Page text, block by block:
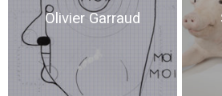
Olivier Garraud